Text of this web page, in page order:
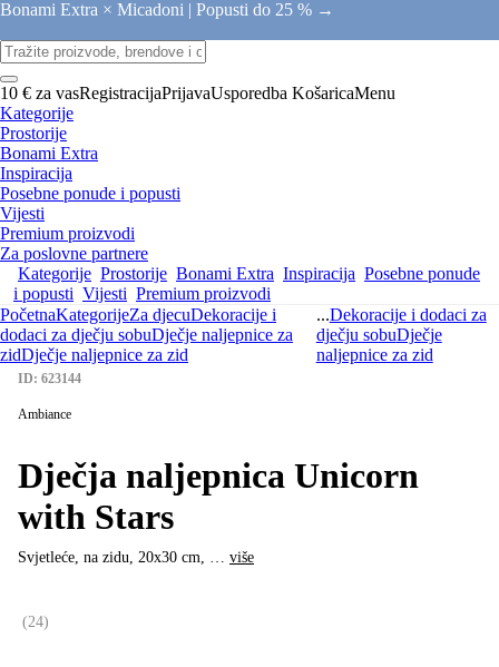
Bonami Extra × Micadoni | Popusti do 25 % →
10 € za vasRegistracijaPrijavaUsporedba KošaricaMenu
Kategorije
Prostorije
Bonami Extra
Inspiracija
Posebne ponude i popusti
Vijesti
Premium proizvodi
Za poslovne partnere
Kategorije Prostorije Bonami Extra Inspiracija Posebne ponude
i popusti Vijesti Premium proizvodi
PočetnaKategorijeZa djecuDekoracije i
dodaci za dječju sobuDječje naljepnice za
zidDječje naljepnice za zid
...Dekoracije i dodaci za
dječju sobuDječje
naljepnice za zid
ID: 623144
Ambiance
Dječja naljepnica Unicorn
with Stars
Svjetleće, na zidu, 20x30 cm, … više
(24)